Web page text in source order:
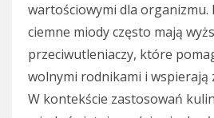
wartościowymi dla organizmu.
ciemne miody często mają
przeciwutleniaczy, które
wolnymi rodnikami i wspierają
W kontekście zastosowań